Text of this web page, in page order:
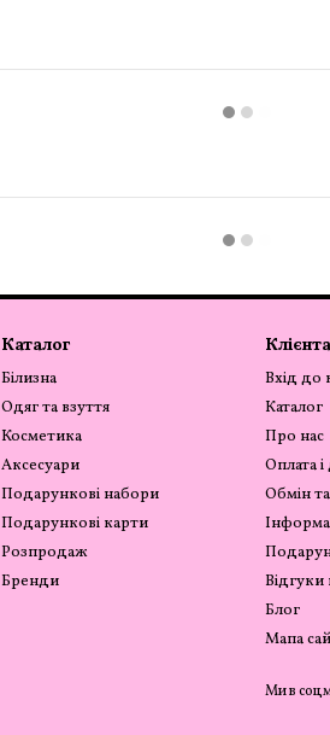
Каталог
Білизна
Одяг та взуття
Косметика
Аксесуари
Подарункові набори
Подарункові карти
Розпродаж
Бренди
Вхід до
Каталог
Про нас
Оплата
Обмін
Відгуки
Блог
Мапа
Ми в